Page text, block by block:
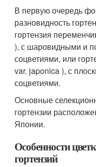
В первую очередь
разновидность
гортенз­ия
), с шаровидными и
соцветиями, или
var. japonica ), с
соцветиями.
Основные
гортензии
Японии.
Особенности
гортензий